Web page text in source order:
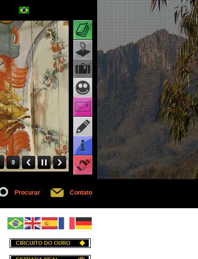
9
Atrações turísticas
Cartões virtuais
Informações
Serviços
Procurar Contato